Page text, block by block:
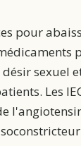
pour
sexuel
Les